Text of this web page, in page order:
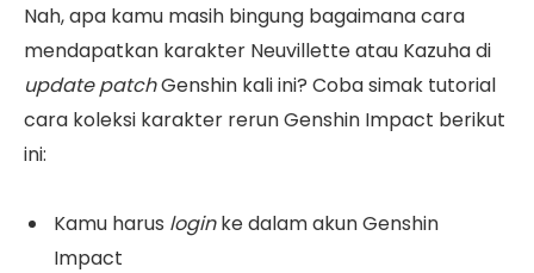
Nah, apa kamu masih bingung bagaimana cara
mendapatkan karakter Neuvillette atau Kazuha di
update patchGenshin kali ini? Coba simak tutorial
cara koleksi karakter rerun Genshin Impact berikut
ini:
Kamu harus loginke dalam akun Genshin
Impact